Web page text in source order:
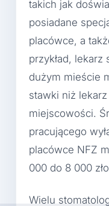
takich jak
posiadane
placówce, a
przykład, lekarz
dużym mieście
stawki niż
miejscowości.
pracującego
placówce NFZ
000 do 8 000
Wielu